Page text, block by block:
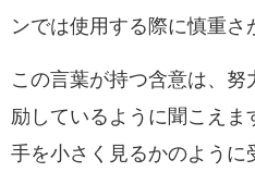
ンでは使用する際に慎重さ
この言葉が持つ含意は、
励しているように聞こえま
手を小さく見るかのように